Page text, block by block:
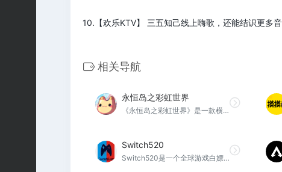
10.【欢乐KTV】 三五知己线上嗨歌，还能结识更多音
相关导航
永恒岛之彩虹世界
《永恒岛之彩虹世界》是一款横版2D多人在线角色扮演游戏，寻找爱丽丝，开启属于自己的奇幻冒险旅行！更有硬核副本、趣味活动、休闲钓鱼、换装等多种多样化玩法
Switch520
Switch520是一个全球游戏白嫖网，主要分享的是Switch游戏、3A巨作等游戏，基本全网的游戏都可以在网站内找到，另外，所有游戏都有原版、完美学习版本、魔改版几个版本，统统支持免费下载。